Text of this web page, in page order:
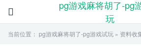
pg游戏麻将胡了-pg
玩

当前位置： pg游戏麻将胡了-pg游戏试玩 » 资料收